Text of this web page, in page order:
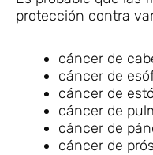
protección contra
cáncer de
cáncer de
cáncer de
cáncer de
cáncer de
cáncer de